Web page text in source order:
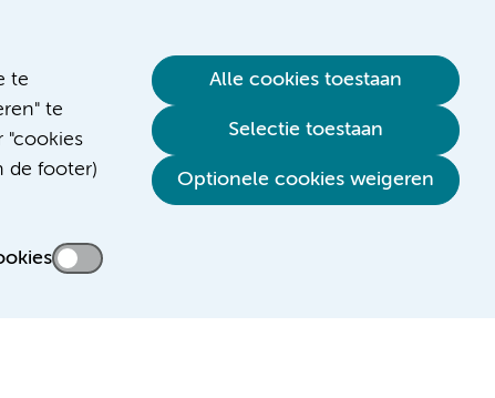
te
te
"cookies
de footer)
Alle cookies toestaan
Selectie toestaan
Optionele cookies weigeren
Verwijzen & diagnostiek